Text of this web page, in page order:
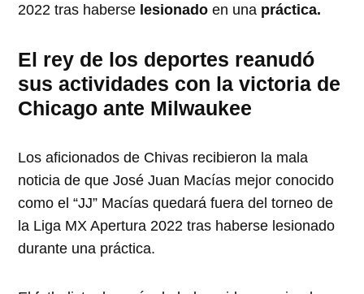
2022 tras haberse lesionado en una práctica.
El rey de los deportes reanudó
sus actividades con la victoria de
Chicago ante Milwaukee
Los aficionados de Chivas recibieron la mala
noticia de que José Juan Macías mejor conocido
como el “JJ” Macías quedará fuera del torneo de
la Liga MX Apertura 2022 tras haberse lesionado
durante una práctica.